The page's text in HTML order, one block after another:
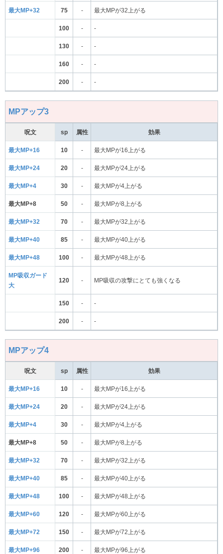
最大MP+32 75 - 最大MPが32上がる
100 - -
130 - -
160 - -
200 - -
MPアップ3
呪文 sp 属性 効果
最大MP+16 10 - 最大MPが16上がる
最大MP+24 20 - 最大MPが24上がる
最大MP+4 30 - 最大MPが4上がる
最大MP+8 50 - 最大MPが8上がる
最大MP+32 70 - 最大MPが32上がる
最大MP+40 85 - 最大MPが40上がる
最大MP+48 100 - 最大MPが48上がる
MP吸収ガード
大
120 - MP吸収の攻撃にとても強くなる
150 - -
200 - -
MPアップ4
呪文 sp 属性 効果
最大MP+16 10 - 最大MPが16上がる
最大MP+24 20 - 最大MPが24上がる
最大MP+4 30 - 最大MPが4上がる
最大MP+8 50 - 最大MPが8上がる
最大MP+32 70 - 最大MPが32上がる
最大MP+40 85 - 最大MPが40上がる
最大MP+48 100 - 最大MPが48上がる
最大MP+60 120 - 最大MPが60上がる
最大MP+72 150 - 最大MPが72上がる
最大MP+96 200 - 最大MPが96上がる